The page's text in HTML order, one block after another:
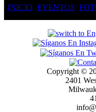
INICIO EVENTOS
Copyright ©
2401